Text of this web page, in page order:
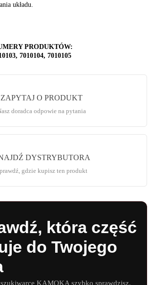
układu.
PRODUKTÓW:
7010104, 7010105
ZAPYTAJ O PRODUKT
doradca odpowie na pytania
DYSTRYBUTORA
gdzie kupisz ten produkt
która część
do Twojego
KAMOKA szybko sprawdzisz,